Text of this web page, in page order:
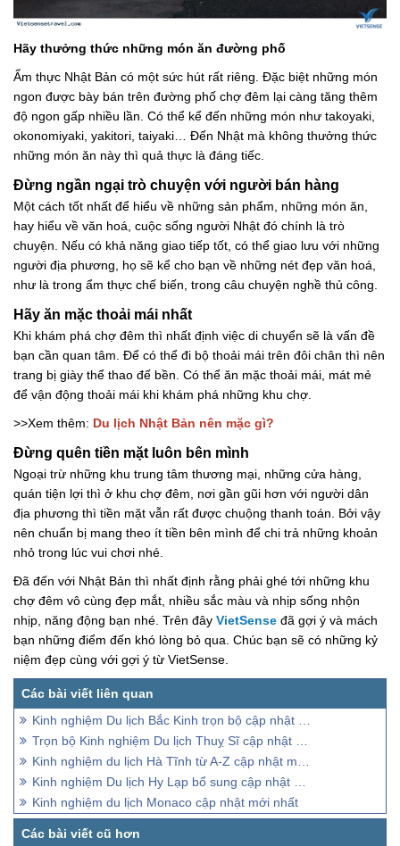
Hãy thưởng thức những món ăn đường phố
Ẩm thực Nhật Bản có một sức hút rất riêng. Đặc biệt những món
ngon được bày bán trên đường phố chợ đêm lại càng tăng thêm
độ ngon gấp nhiều lần. Có thể kể đến những món như takoyaki,
okonomiyaki, yakitori, taiyaki… Đến Nhật mà không thưởng thức
những món ăn này thì quả thực là đáng tiếc.
Đừng ngần ngại trò chuyện với người bán hàng
Một cách tốt nhất để hiểu về những sản phẩm, những món ăn,
hay hiểu về văn hoá, cuộc sống người Nhật đó chính là trò
chuyện. Nếu có khả năng giao tiếp tốt, có thể giao lưu với những
người địa phương, họ sẽ kể cho bạn về những nét đẹp văn hoá,
như là trong ẩm thực chế biến, trong câu chuyện nghề thủ công.
Hãy ăn mặc thoải mái nhất
Khi khám phá chợ đêm thì nhất định việc di chuyển sẽ là vấn đề
bạn cần quan tâm. Để có thể đi bộ thoải mái trên đôi chân thì nên
trang bị giày thể thao đế bền. Có thể ăn mặc thoải mái, mát mẻ
để vận động thoải mái khi khám phá những khu chợ.
>>Xem thêm: Du lịch Nhật Bản nên mặc gì?
Đừng quên tiền mặt luôn bên mình
Ngoại trừ những khu trung tâm thương mại, những cửa hàng,
quán tiện lợi thì ở khu chợ đêm, nơi gần gũi hơn với người dân
địa phương thì tiền mặt vẫn rất được chuộng thanh toán. Bởi vậy
nên chuẩn bị mang theo ít tiền bên mình để chi trả những khoản
nhỏ trong lúc vui chơi nhé.
Đã đến với Nhật Bản thì nhất định rằng phải ghé tới những khu
chợ đêm vô cùng đẹp mắt, nhiều sắc màu và nhịp sống nhộn
nhịp, năng động bạn nhé. Trên đây VietSense đã gợi ý và mách
bạn những điểm đến khó lòng bỏ qua. Chúc bạn sẽ có những kỷ
niệm đẹp cùng với gợi ý từ VietSense.
Kinh nghiệm Du lịch Bắc Kinh trọn bộ cập nhật mới nhất
Trọn bộ Kinh nghiệm Du lịch Thuỵ Sĩ cập nhật mới nhất
Kinh nghiệm du lịch Hà Tĩnh từ A-Z cập nhật mới nhất
Kinh nghiệm Du lịch Hy Lạp bổ sung cập nhật mới nhất
Kinh nghiệm du lịch Monaco cập nhật mới nhất